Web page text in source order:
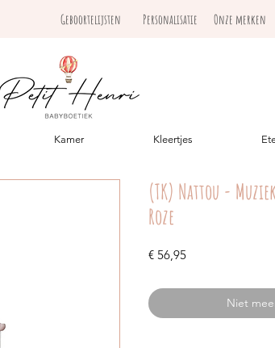
Geboortelijsten Onze merken
Personalisatie
Kamer Kleertjes
(TK) Nattou -
Roze
€ 56,95Prijs
Niet